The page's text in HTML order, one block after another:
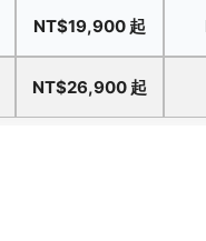
NT$19,900 起
NT$26,900 起